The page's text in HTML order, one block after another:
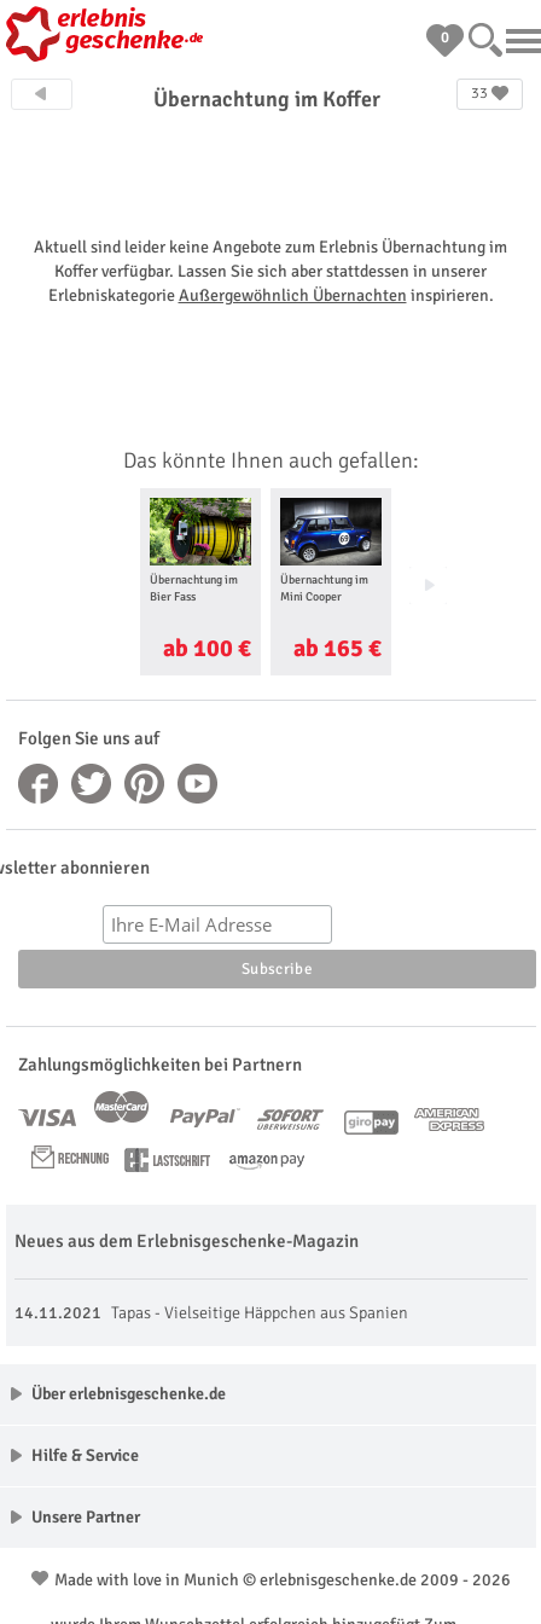
0
33
Übernachtung im Koffer
Aktuell sind leider keine Angebote zum Erlebnis Übernachtung im
Koffer verfügbar. Lassen Sie sich aber stattdessen in unserer
ErlebniskategorieAußergewöhnlich Übernachten inspirieren.
Das könnte Ihnen auch gefallen:
Übernachtung im
Bier Fass
ab 100 €
Übernachtung im
Mini Cooper
ab 165 €
Iglu Übernachtung
Folgen Sie uns auf
abonnieren
Zahlungsmöglichkeiten bei Partnern
Neues aus dem Erlebnisgeschenke-Magazin
14.11.2021 Tapas - Vielseitige Häppchen aus Spanien
Über erlebnisgeschenke.de
Hilfe & Service
Unsere Partner
Made with love in Munich © erlebnisgeschenke.de 2009 - 2026